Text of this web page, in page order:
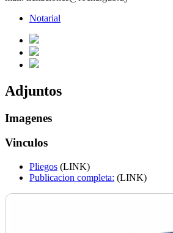
Notarial
Adjuntos
Imagenes
Vinculos
Pliegos (LINK)
Publicacion completa: (LINK)